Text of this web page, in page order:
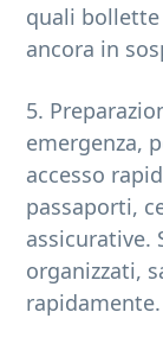
quali
ancora in
5.
emergenza,
accesso
passaporti,
assicurative.
organizzati,
rapidamente.